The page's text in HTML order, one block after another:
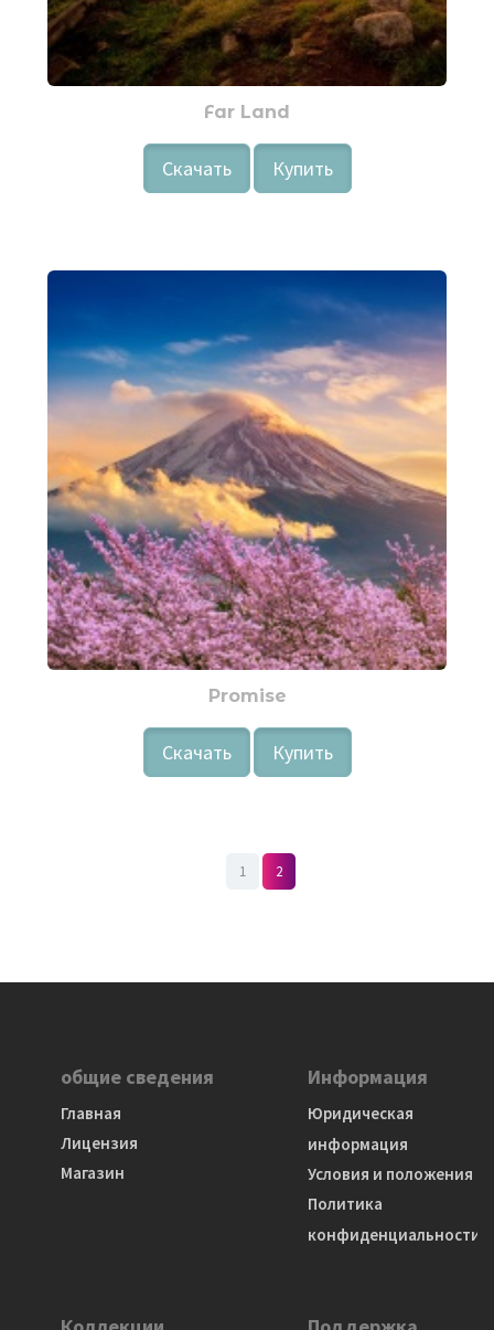
Far Land
Скачать Купить
Promise
Скачать Купить
1 2
общие сведения
Главная
Лицензия
Магазин
Информация
Юридическая
информация
Условия и положения
Политика
конфиденциальности